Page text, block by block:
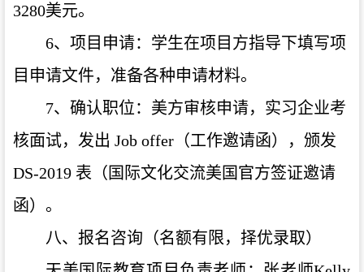
3280美元。
6、项目申请：学生在项目方指导下填写项
目申请文件，准备各种申请材料。
7、确认职位：美方审核申请，实习企业考
核面试，发出 Job offer（工作邀请函），颁发
DS-2019 表（国际文化交流美国官方签证邀请
函）。
八、报名咨询（名额有限，择优录取）